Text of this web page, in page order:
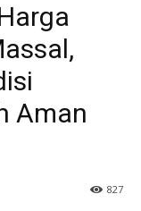
Aman
827